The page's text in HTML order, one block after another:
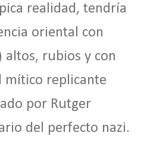
realidad, tendría
oriental con
altos, rubios y con
mítico replicante
por Rutger
del perfecto nazi.